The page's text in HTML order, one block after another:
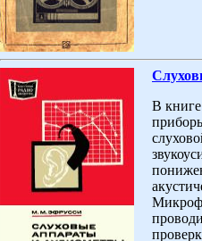
В книге